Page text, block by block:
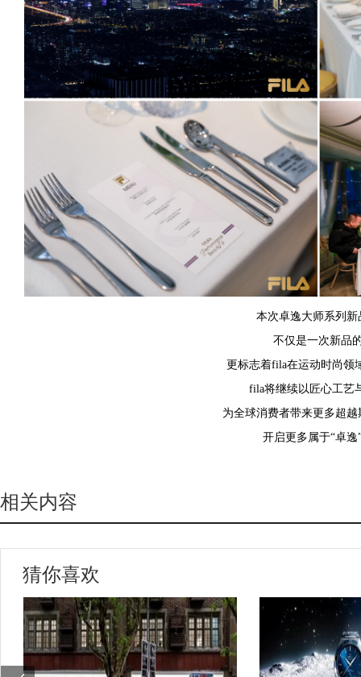
本次卓逸大师系列新
不仅是一次新品
更标志着fila在运动时尚领
fila将继续以匠心工艺
为全球消费者带来更多超
开启更多属于“卓逸
相关内容
猜你喜欢